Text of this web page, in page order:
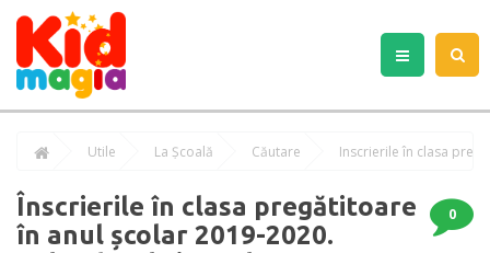
Utile La Școală Căutare
Înscrierile în clasa pregătitoare
în anul școlar 2019-2020.
0